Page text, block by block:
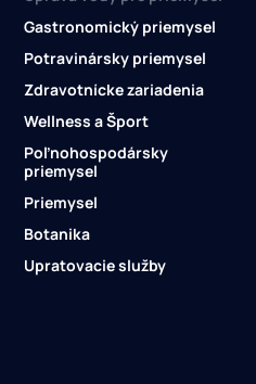
Gastronomický priemysel
Potravinársky priemysel
Zdravotnícke zariadenia
Wellness a Šport
Poľnohospodársky
priemysel
Priemysel
Botanika
Upratovacie služby